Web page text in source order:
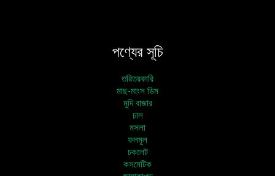
পণ্যের সূচি
তরিতরকারি
মাছ-মাংস ডিম
মুদি বাজার
চাল
মসলা
ফলমূল
চকলেট
কসমেটিক